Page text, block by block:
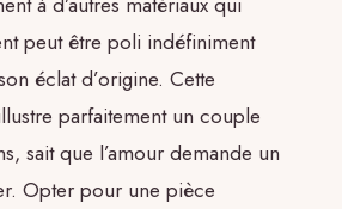
peut être poli indéfiniment
éclat d’origine. Cette
parfaitement un couple
sait que l’amour demande un
Opter pour une pièce